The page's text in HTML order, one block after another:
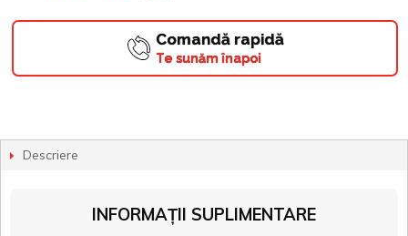
Comandă rapidă
Te sunăm înapoi
Descriere
INFORMAȚII SUPLIMENTARE